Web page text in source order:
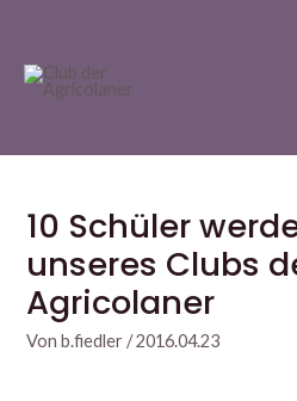
springen
10 Schüler
unseres Clubs
Agricolaner
Vonb.fiedler/2016.04.23